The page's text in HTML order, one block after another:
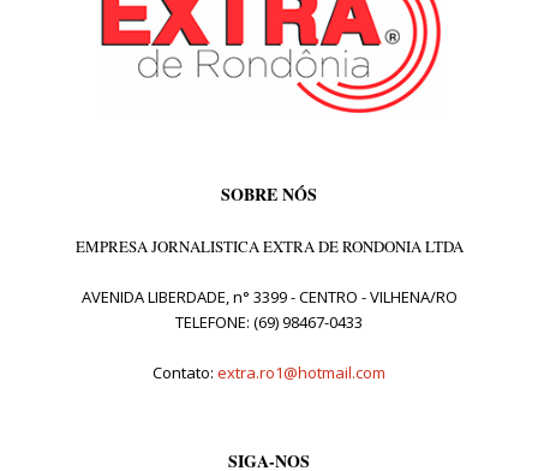
SOBRE NÓS
EMPRESA JORNALISTICA EXTRA DE RONDONIA LTDA
AVENIDA LIBERDADE, n° 3399 - CENTRO - VILHENA/RO
TELEFONE: (69) 98467-0433
Contato: extra.ro1@hotmail.com
SIGA-NOS